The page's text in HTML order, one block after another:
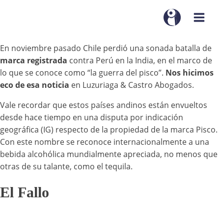
En noviembre pasado Chile perdió una sonada batalla de
marca registrada contra Perú en la India, en el marco de
lo que se conoce como “la guerra del pisco”. Nos hicimos
eco de esa noticia en Luzuriaga & Castro Abogados.
Vale recordar que estos países andinos están envueltos
desde hace tiempo en una disputa por indicación
geográfica (IG) respecto de la propiedad de la marca Pisco.
Con este nombre se reconoce internacionalmente a una
bebida alcohólica mundialmente apreciada, no menos que
otras de su talante, como el tequila.
El Fallo